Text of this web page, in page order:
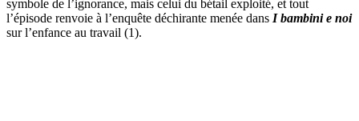
symbole de l’ignorance, mais celui du bétail exploité, et tout
l’épisode renvoie à l’enquête déchirante menée dans I bambini e noi
sur l’enfance au travail (1).